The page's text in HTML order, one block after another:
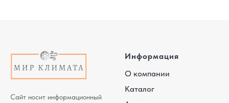
Сайт носит информационный
Информация
О компании
Каталог